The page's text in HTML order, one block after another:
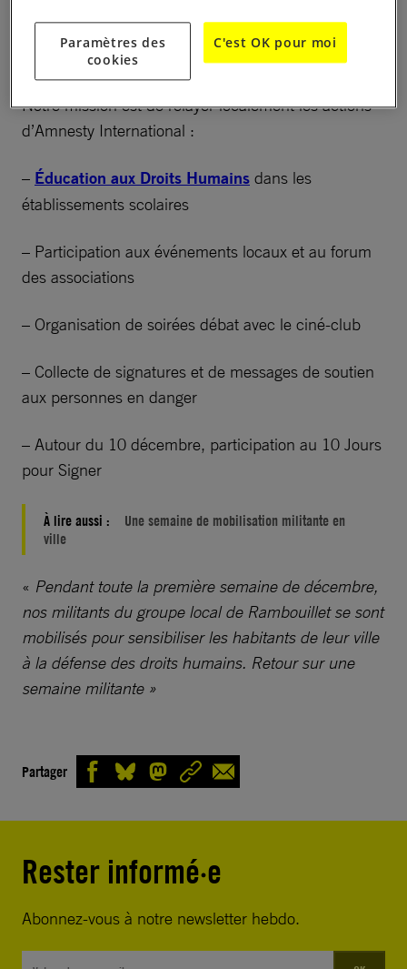
Actions et intetventions
Notre mission est de relayer localement les actions
d’Amnesty International :
– Éducation aux Droits Humains dans les
établissements scolaires
– Participation aux événements locaux et au forum
des associations
– Organisation de soirées débat avec le ciné-club
– Collecte de signatures et de messages de soutien
aux personnes en danger
– Autour du 10 décembre, participation au 10 Jours
pour Signer
À lire aussi :
Une semaine de mobilisation militante en
ville
« Pendant toute la première semaine de décembre,
nos militants du groupe local de Rambouillet se sont
mobilisés pour sensibiliser les habitants de leur ville
à la défense des droits humains. Retour sur une
semaine militante »
Partager
Rester informé·e
Abonnez-vous à notre newsletter hebdo.
Paramètres des
cookies
C'est OK pour moi